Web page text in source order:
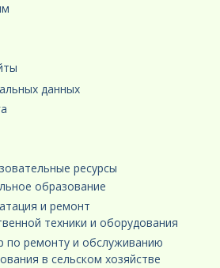
данных
ресурсы
образование
и ремонт
техники и оборудования
по ремонту и обслуживанию
в сельском хозяйстве